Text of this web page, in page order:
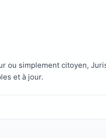
ou simplement citoyen,
et à jour.